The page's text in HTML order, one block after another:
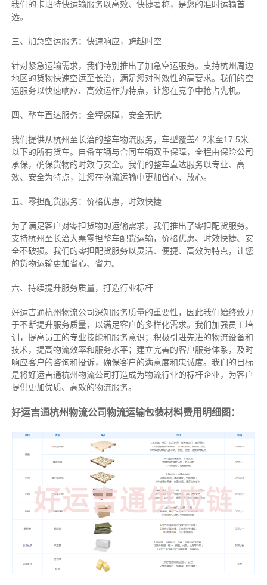
我们的卡班特快运输服务以高效、快捷著称，是您的准时运输首
选。
三、加急空运服务：快速响应，跨越时空
针对紧急运输需求，我们特别推出了加急空运服务。支持杭州周边
地区的货物快速空运至长治，满足您对时效性的高要求。我们的空
运服务以快速响应、高效运作为特点，让您在竞争中抢占先机。
四、整车直达服务：全程保障，安全无忧
我们提供从杭州至长治的整车物流服务，车型覆盖4.2米至17.5米
以下的所有货车。自备车辆与合同车辆双重保障，全程由保险公司
承保，确保货物的时效与安全。我们的整车直达服务以专业、高
效、安全为特点，让您在物流运输中更加省心、放心。
五、零担配货服务：价格优惠，时效快捷
为了满足客户对零担货物的运输需求，我们推出了零担配货服务。
支持杭州至长治大票零担整车配货运输，价格优惠、时效快捷、安
全不破损。我们的零担配货服务以灵活、便捷、高效为特点，让您
的货物运输更加省心、省力。
六、持续提升服务质量，打造行业标杆
好运吉通杭州物流公司深知服务质量的重要性，因此我们始终致力
于不断提升服务质量，以满足客户的多样化需求。我们加强员工培
训，提高员工的专业技能和服务意识；积极引进先进的物流设备和
技术，提高物流效率和服务水平；建立完善的客户服务体系，及时
响应客户的咨询和投诉，确保客户的满意度和忠诚度。我们的目标
是将好运吉通杭州物流公司打造成为物流行业的标杆企业，为客户
提供更加优质、高效的物流服务。
好运吉通杭州物流公司物流运输包装材料费用明细图：